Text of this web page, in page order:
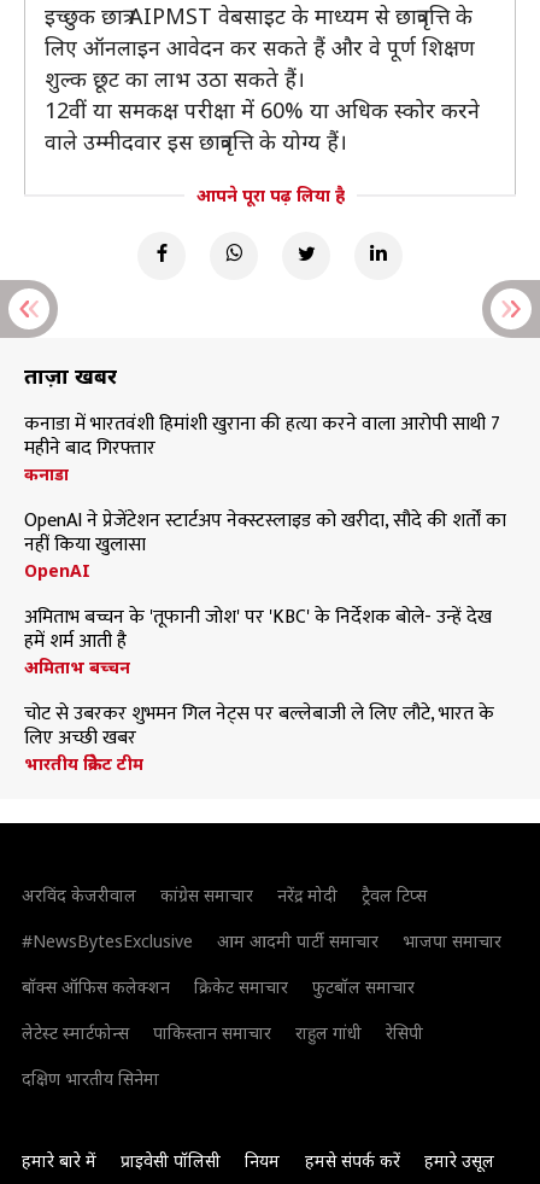
इच्छुक छात्र AIPMST वेबसाइट के माध्यम से छात्रवृत्ति के
लिए ऑनलाइन आवेदन कर सकते हैं और वे पूर्ण शिक्षण
शुल्क छूट का लाभ उठा सकते हैं।
12वीं या समकक्ष परीक्षा में 60% या अधिक स्कोर करने
वाले उम्मीदवार इस छात्रवृत्ति के योग्य हैं।
आपने पूरा पढ़ लिया है
ताज़ा खबरें
कनाडा में भारतवंशी हिमांशी खुराना की हत्या करने वाला आरोपी साथी 7
महीने बाद गिरफ्तार
कनाडा
OpenAI ने प्रेजेंटेशन स्टार्टअप नेक्स्टस्लाइड को खरीदा, सौदे की शर्तों का
नहीं किया खुलासा
OpenAI
अमिताभ बच्चन के 'तूफानी जोश' पर 'KBC' के निर्देशक बोले- उन्हें देख
हमें शर्म आती है
अमिताभ बच्चन
चोट से उबरकर शुभमन गिल नेट्स पर बल्लेबाजी ले लिए लौटे, भारत के
लिए अच्छी खबर
भारतीय क्रिकेट टीम
अरविंद केजरीवाल कांग्रेस समाचार नरेंद्र मोदी
ट्रैवल टिप्स
#NewsBytesExclusive
आम आदमी पार्टी समाचार
भाजपा समाचार
बॉक्स ऑफिस कलेक्शन
क्रिकेट समाचार
फुटबॉल समाचार
लेटेस्ट स्मार्टफोन्स
पाकिस्तान समाचार राहुल गांधी
रेसिपी
दक्षिण भारतीय सिनेमा
हमारे बारे में प्राइवेसी पॉलिसी नियम हमसे संपर्क करें हमारे उसूल